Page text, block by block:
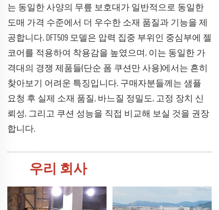
는 동일한 사양의 무릎 보호대가 일반적으로 동일한
도매 가격 수준에서 더 우수한 소재 품질과 기능을 제
공합니다. DFT509 모델은 압력 집중 부위인 중심부에 젤
코어를 적용하여 착용감을 높였으며, 이는 동일한 가
격대의 경쟁 제품들(단순 폼 쿠션만 사용)에서는 흔히
찾아보기 어려운 특징입니다. 구매자분들께는 샘플
요청 후 실제 소재 품질, 바느질 정밀도, 고정 장치 신
뢰성, 그리고 쿠션 성능을 직접 비교해 보실 것을 권장
합니다.
우리 회사